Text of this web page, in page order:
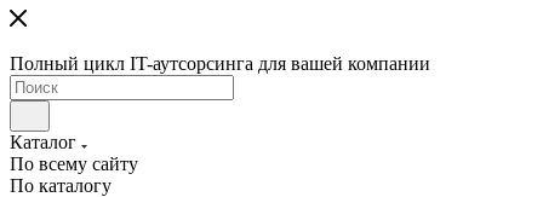
Полный цикл IT-аутсорсинга для вашей компании
Каталог
По всему сайту
По каталогу